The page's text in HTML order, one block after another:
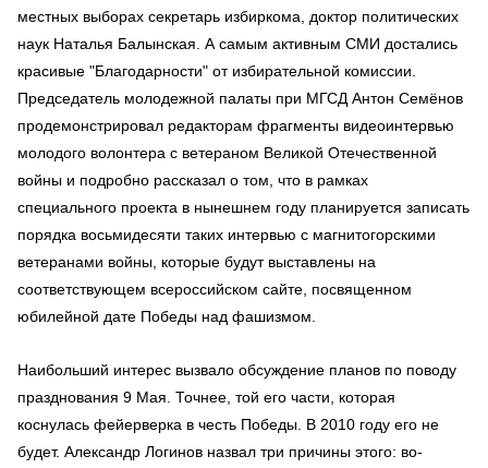
местных выборах секретарь избиркома, доктор политических
наук Наталья Балынская. А самым активным СМИ достались
красивые "Благодарности" от избирательной комиссии.
Председатель молодежной палаты при МГСД Антон Семёнов
продемонстрировал редакторам фрагменты видеоинтервью
молодого волонтера с ветераном Великой Отечественной
войны и подробно рассказал о том, что в рамках
специального проекта в нынешнем году планируется записать
порядка восьмидесяти таких интервью с магнитогорскими
ветеранами войны, которые будут выставлены на
соответствующем всероссийском сайте, посвященном
юбилейной дате Победы над фашизмом.
Наибольший интерес вызвало обсуждение планов по поводу
празднования 9 Мая. Точнее, той его части, которая
коснулась фейерверка в честь Победы. В 2010 году его не
будет. Александр Логинов назвал три причины этого: во-